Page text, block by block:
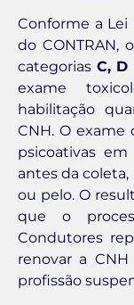
Conforme a Lei
do CONTRAN,
categorias C, D
exame
habilitação
CNH. O exame
psicoativas
antes da
ou pelo. O
que o
Condutores
renovar a
profissão